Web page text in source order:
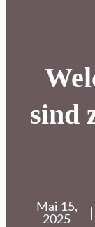
sind
Mai 15,
2025